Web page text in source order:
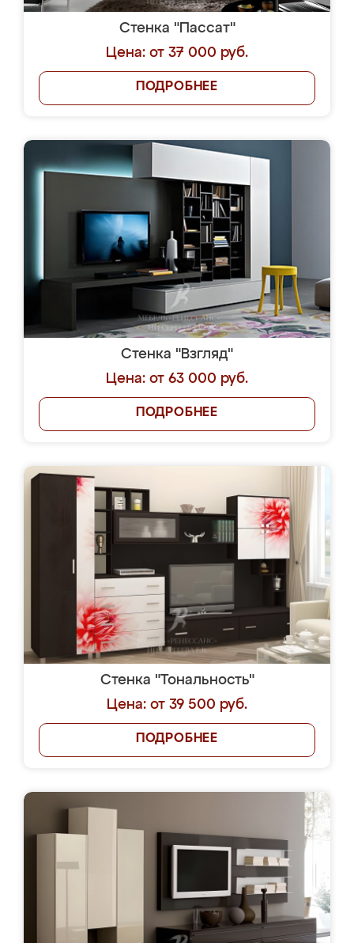
Стенка "Пассат"
Цена: от 37 000 руб.
ПОДРОБНЕЕ
Стенка "Взгляд"
Цена: от 63 000 руб.
ПОДРОБНЕЕ
Стенка "Тональность"
Цена: от 39 500 руб.
ПОДРОБНЕЕ